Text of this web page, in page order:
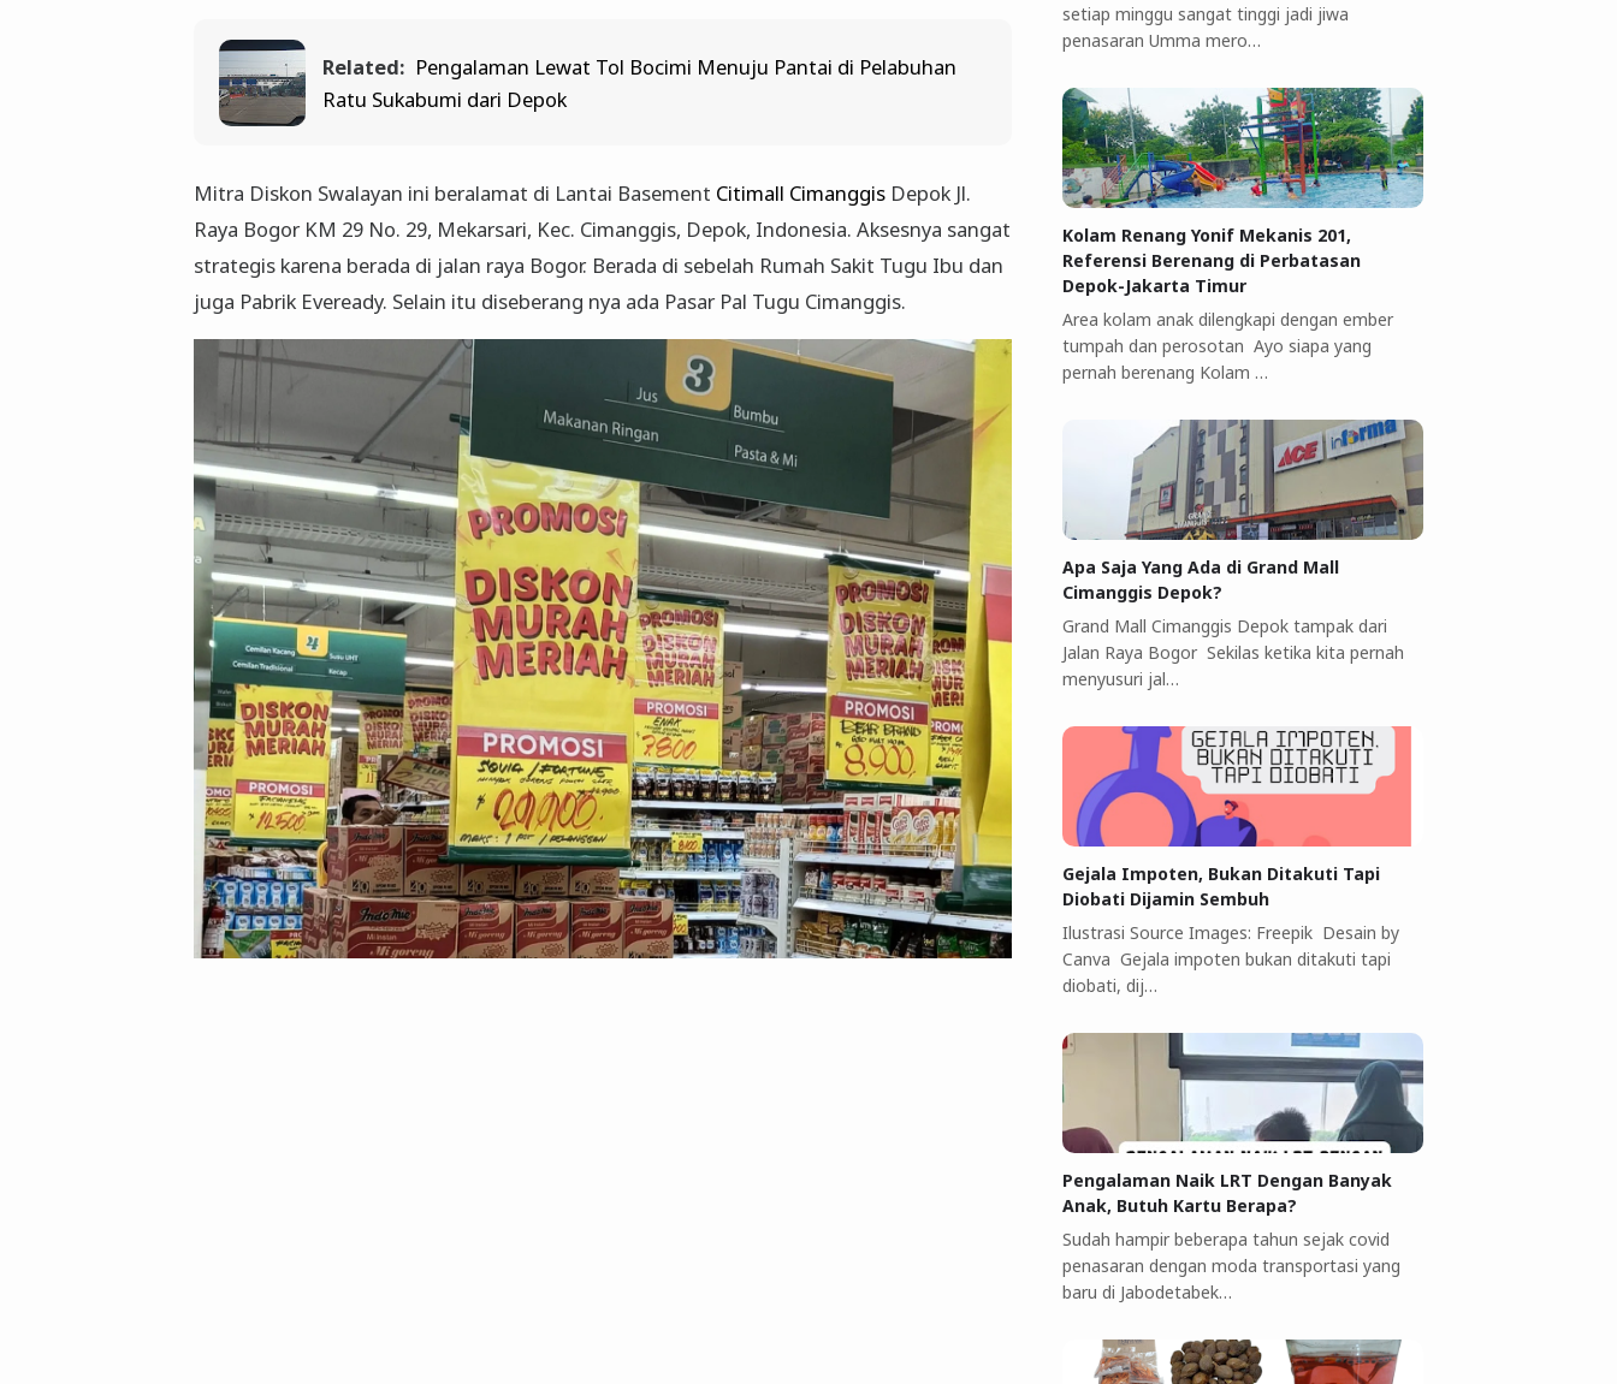
Related: Pengalaman Lewat Tol Bocimi Menuju Pantai di Pelabuhan
Ratu Sukabumi dari Depok
Mitra Diskon Swalayan ini beralamat di Lantai Basement Citimall Cimanggis Depok Jl.
Raya Bogor KM 29 No. 29, Mekarsari, Kec. Cimanggis, Depok, Indonesia. Aksesnya sangat
strategis karena berada di jalan raya Bogor. Berada di sebelah Rumah Sakit Tugu Ibu dan
juga Pabrik Eveready. Selain itu diseberang nya ada Pasar Pal Tugu Cimanggis.
setiap minggu sangat tinggi jadi jiwa
penasaran Umma mero…
Kolam Renang Yonif Mekanis 201,
Referensi Berenang di Perbatasan
Depok-Jakarta Timur
Area kolam anak dilengkapi dengan ember
tumpah dan perosotan Ayo siapa yang
pernah berenang Kolam …
Apa Saja Yang Ada di Grand Mall
Cimanggis Depok?
Grand Mall Cimanggis Depok tampak dari
Jalan Raya Bogor Sekilas ketika kita pernah
menyusuri jal…
Gejala Impoten, Bukan Ditakuti Tapi
Diobati Dijamin Sembuh
Ilustrasi Source Images: Freepik Desain by
Canva Gejala impoten bukan ditakuti tapi
diobati, dij…
Pengalaman Naik LRT Dengan Banyak
Anak, Butuh Kartu Berapa?
Sudah hampir beberapa tahun sejak covid
penasaran dengan moda transportasi yang
baru di Jabodetabek…